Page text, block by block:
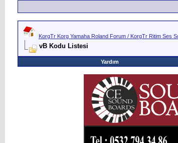
KorgTr Korg Yamaha Roland Forum / KorgTr Ritim Ses
vB Kodu Listesi
Yardım